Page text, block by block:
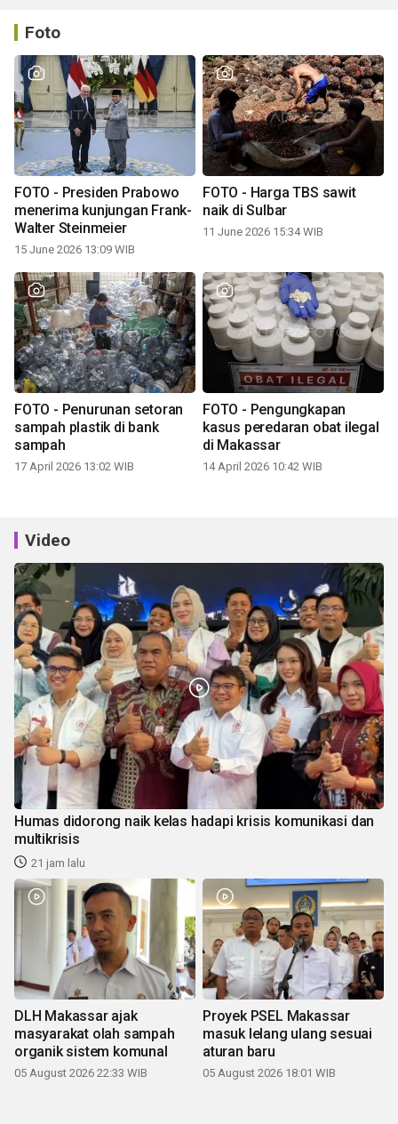
Foto
FOTO - Presiden Prabowo
menerima kunjungan Frank-
Walter Steinmeier
15 June 2026 13:09 WIB
FOTO - Harga TBS sawit
naik di Sulbar
11 June 2026 15:34 WIB
FOTO - Penurunan setoran
sampah plastik di bank
sampah
17 April 2026 13:02 WIB
FOTO - Pengungkapan
kasus peredaran obat ilegal
di Makassar
14 April 2026 10:42 WIB
Video
Humas didorong naik kelas hadapi krisis komunikasi dan
multikrisis
21 jam lalu
DLH Makassar ajak
masyarakat olah sampah
organik sistem komunal
05 August 2026 22:33 WIB
Proyek PSEL Makassar
masuk lelang ulang sesuai
aturan baru
05 August 2026 18:01 WIB